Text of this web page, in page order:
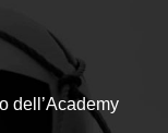
dell’Academy